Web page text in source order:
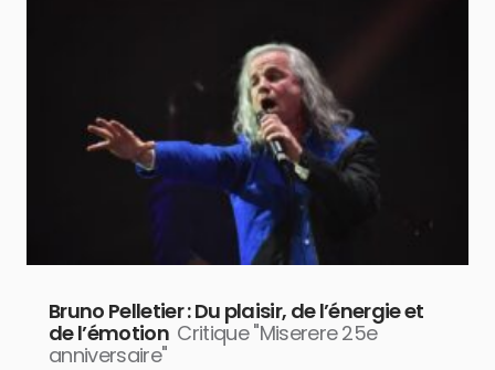
Bruno Pelletier : Du plaisir, de l’énergie et
de l’émotion Critique "Miserere 25e
anniversaire"